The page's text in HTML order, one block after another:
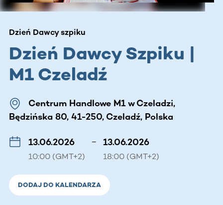
Dzień Dawcy szpiku
Dzień Dawcy Szpiku |
M1 Czeladź
Centrum Handlowe M1 w Czeladzi,
Będzińska 80, 41-250, Czeladź, Polska
13.06.2026
10:00 (GMT+2)
– 13.06.2026
18:00 (GMT+2)
DODAJ DO KALENDARZA